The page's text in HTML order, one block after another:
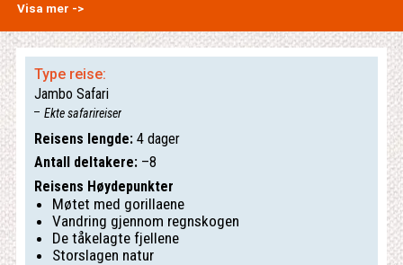
Visa mer ->
Type reise:
Jambo Safari
Ekte safarireiser
Reisens lengde: 4 dager
Antall deltakere: –8
Reisens Høydepunkter
Møtet med gorillaene
Vandring gjennom regnskogen
De tåkelagte fjellene
Storslagen natur